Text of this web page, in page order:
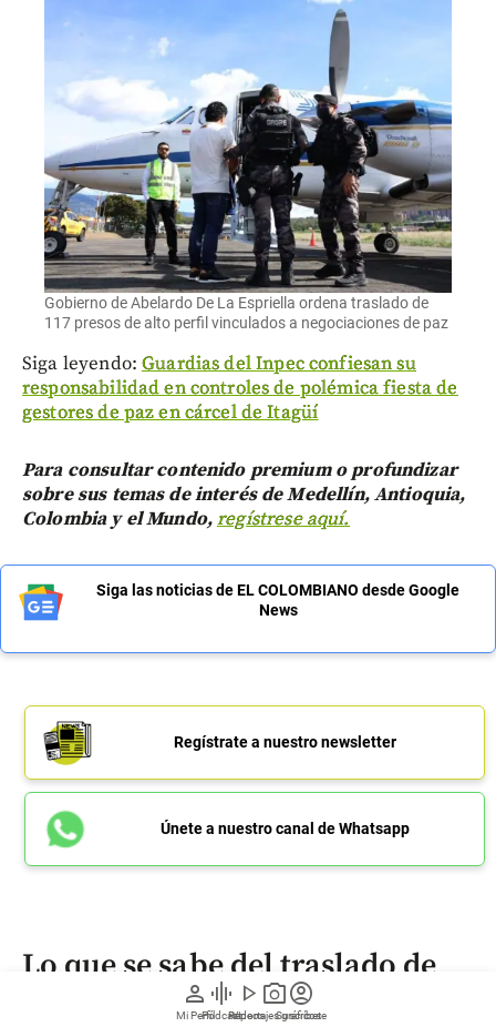
person
Mi Perfil
graphic_eq
Pódcast
play_arrow
Videos
photo_camera
Reportajes gráficos
account_circle
Suscríbete
Gobierno de Abelardo De La Espriella ordena traslado de
117 presos de alto perfil vinculados a negociaciones de paz
Siga leyendo:Guardias del Inpec confiesan su
responsabilidad en controles de polémica fiesta de
gestores de paz en cárcel de Itagüí
Para consultar contenido premium o profundizar
sobre sus temas de interés de Medellín, Antioquia,
Colombia y el Mundo,regístrese aquí.
Siga las noticias de EL COLOMBIANO desde Google
News
Regístrate a nuestro newsletter
Únete a nuestro canal de Whatsapp
Lo que se sabe del traslado de
Epa Colombia a cárcel de